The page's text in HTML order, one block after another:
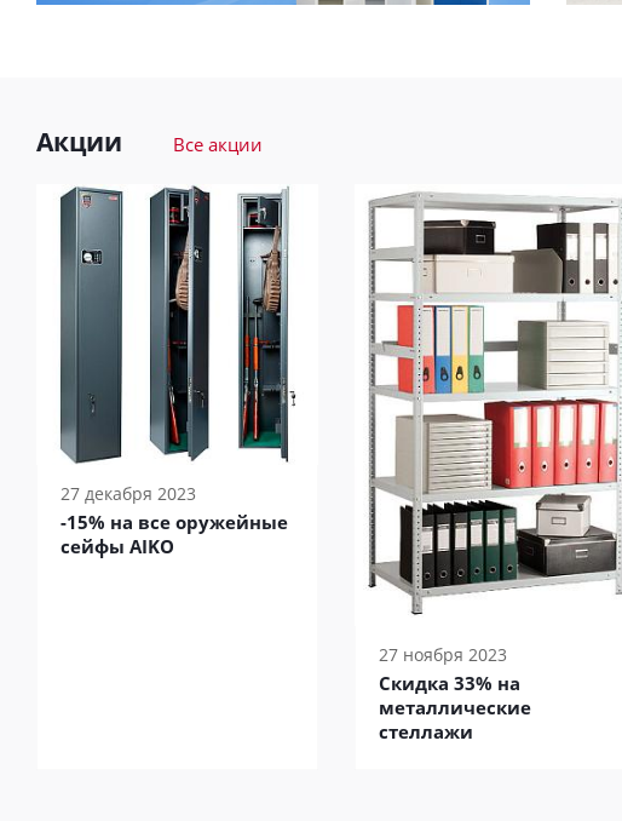
Акции Все акции
27 декабря 2023
-15% на все оружейные
сейфы AIKO
27 ноября 2023
Скидка 33% на
металлические
стеллажи